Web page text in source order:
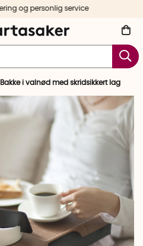
og personlig service
Bakke i valnød med skridsikkert lag